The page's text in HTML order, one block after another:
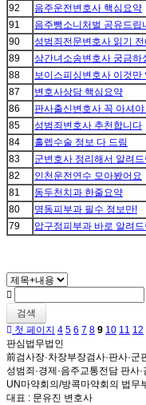
92
음주운전변호사 핵심요약
91
음주뺑소니처벌 공유드립
90
성범죄전문변호사 읽기
89
상간녀소송변호사 궁금하
88
보이스피싱변호사 이것만
87
변호사상담 핵심요약
86
판사출신변호사 꼭 아셔야
85
성범죄변호사 추천합니다
84
홀렙수술 정보 다 드림
83
군변호사 정리해서 알려드
82
인천운전연수 모아봤어요
81
동두천치과 한줄요약
80
명동피부과 필수 정보만!
79
압구정피부과 바로 알려드
검색
첫 페이지 4 5 6 7 8 9 10 11 12
판심법무법인
前검사장·차장부장검사·판사·군
성범죄·경제·음주교통전담 판사·
UN마약회의/방콕마약회의 법무
대표 : 문유진 변호사